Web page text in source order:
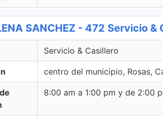
SANCHEZ - 472 Servicio &
Servicio & Casillero
centro del municipio, Rosas,
8:00 am a 1:00 pm y de 2:00